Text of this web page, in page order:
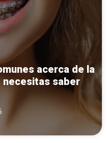
acerca de la
saber